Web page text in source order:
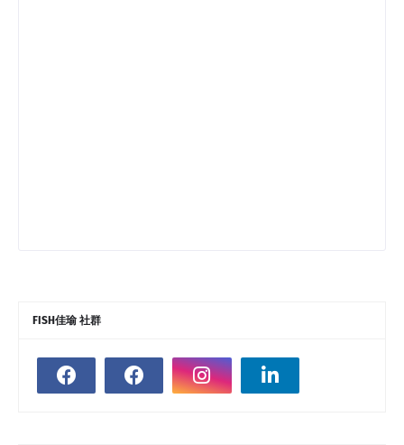
FISH佳瑜 社群